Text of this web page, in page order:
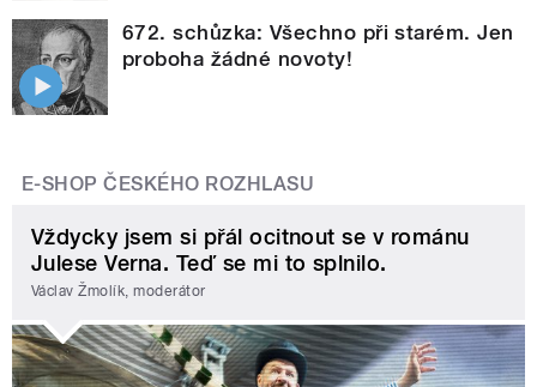
672. schůzka: Všechno při starém. Jen
proboha žádné novoty!
E-SHOP ČESKÉHO ROZHLASU
Vždycky jsem si přál ocitnout se v románu
Julese Verna. Teď se mi to splnilo.
Václav Žmolík, moderátor